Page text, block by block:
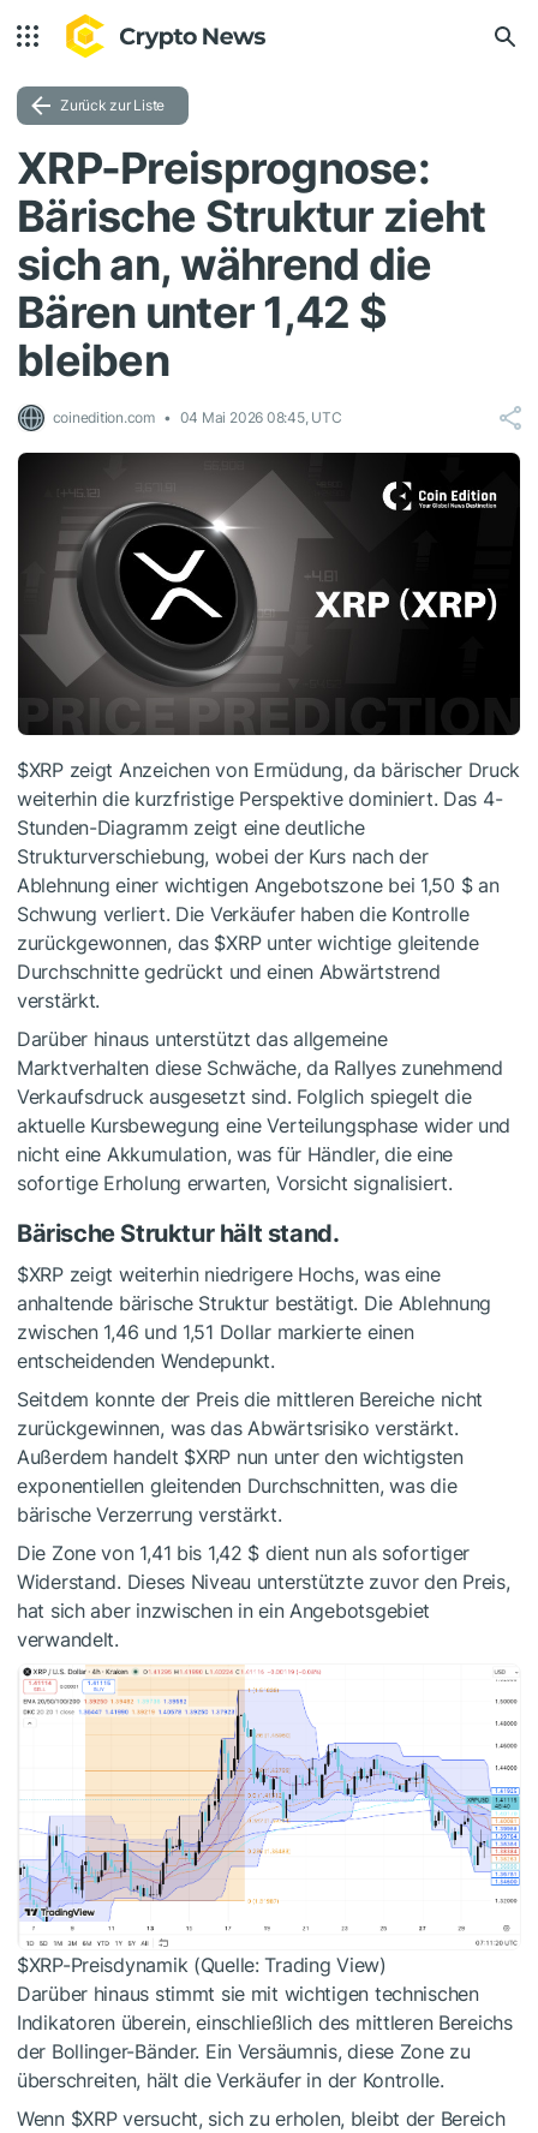
Zurück zur Liste
XRP-Preisprognose:
Bärische Struktur zieht
sich an, während die
Bären unter 1,42 $
bleiben
coinedition.com 04 Mai 2026 08:45, UTC
$XRPzeigt Anzeichen von Ermüdung, da bärischer Druck
weiterhin die kurzfristige Perspektive dominiert. Das 4-
Stunden-Diagramm zeigt eine deutliche
Strukturverschiebung, wobei der Kurs nach der
Ablehnung einer wichtigen Angebotszone bei 1,50 $ an
Schwung verliert. Die Verkäufer haben die Kontrolle
zurückgewonnen, das $XRPunter wichtige gleitende
Durchschnitte gedrückt und einen Abwärtstrend
verstärkt.
Darüber hinaus unterstützt das allgemeine
Marktverhalten diese Schwäche, da Rallyes zunehmend
Verkaufsdruck ausgesetzt sind. Folglich spiegelt die
aktuelle Kursbewegung eine Verteilungsphase wider und
nicht eine Akkumulation, was für Händler, die eine
sofortige Erholung erwarten, Vorsicht signalisiert.
Bärische Struktur hält stand.
$XRPzeigt weiterhin niedrigere Hochs, was eine
anhaltende bärische Struktur bestätigt. Die Ablehnung
zwischen 1,46 und 1,51 Dollar markierte einen
entscheidenden Wendepunkt.
Seitdem konnte der Preis die mittleren Bereiche nicht
zurückgewinnen, was das Abwärtsrisiko verstärkt.
Außerdem handelt $XRP nun unter den wichtigsten
exponentiellen gleitenden Durchschnitten, was die
bärische Verzerrung verstärkt.
Die Zone von 1,41 bis 1,42 $ dient nun als sofortiger
Widerstand. Dieses Niveau unterstützte zuvor den Preis,
hat sich aber inzwischen in ein Angebotsgebiet
verwandelt.
$XRP-Preisdynamik (Quelle: Trading View)
Darüber hinaus stimmt sie mit wichtigen technischen
Indikatoren überein, einschließlich des mittleren Bereichs
der Bollinger-Bänder. Ein Versäumnis, diese Zone zu
überschreiten, hält die Verkäufer in der Kontrolle.
Wenn $XRPversucht, sich zu erholen, bleibt der Bereich